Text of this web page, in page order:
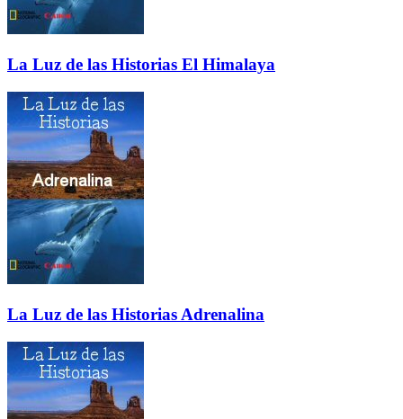
La Luz de las Historias El Himalaya
La Luz de las Historias Adrenalina